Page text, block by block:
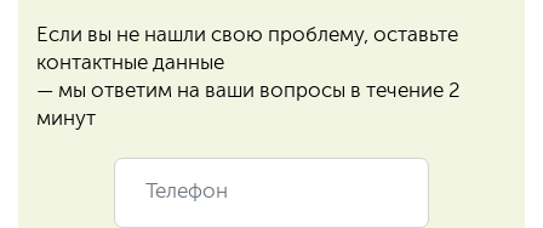
Если вы не нашли свою проблему, оставьте
контактные данные
— мы ответим на ваши вопросы в течение 2
минут